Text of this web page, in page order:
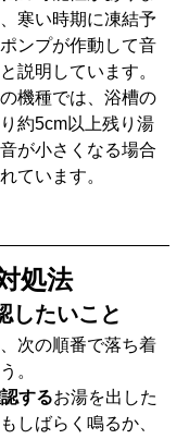
寒い時期に凍結予
ンプが作動して音
説明しています。
機種では、浴槽の
約5cm以上残り湯
が小さくなる場合
ています。
処法
したいこと
次の順番で落ち着
。
するお湯を出した
しばらく鳴るか、